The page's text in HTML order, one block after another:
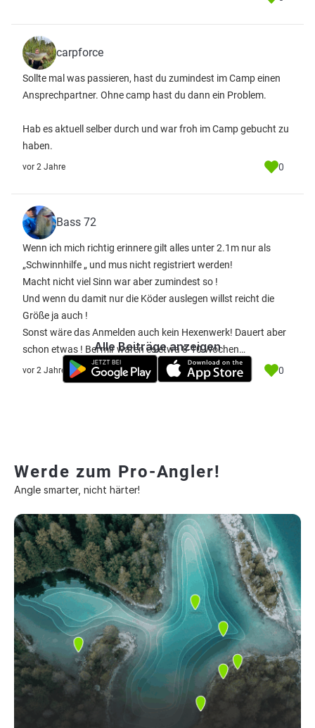
carpforce
Sollte mal was passieren, hast du zumindest im Camp einen
Ansprechpartner. Ohne camp hast du dann ein Problem.
Hab es aktuell selber durch und war froh im Camp gebucht zu
haben.
vor 2 Jahre 0
Bass 72
Wenn ich mich richtig erinnere gilt alles unter 2.1m nur als
„Schwinnhilfe „ und mus nicht registriert werden!
Macht nicht viel Sinn war aber zumindest so !
Und wenn du damit nur die Köder auslegen willst reicht die
Größe ja auch !
Sonst wäre das Anmelden auch kein Hexenwerk! Dauert aber
schon etwas ! Bei mir waren es etwa 8-10 Wochen…
vor 2 Jahre 0
Alle Beiträge anzeigen
Werde zum Pro-Angler!
Angle smarter, nicht härter!